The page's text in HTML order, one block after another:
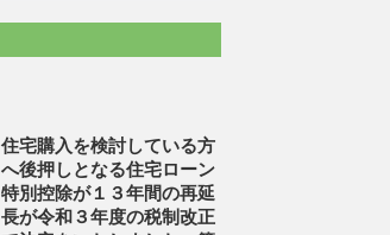
住宅購入を検討している方
へ後押しとなる住宅ローン
特別控除が１３年間の再延
長が令和３年度の税制改正